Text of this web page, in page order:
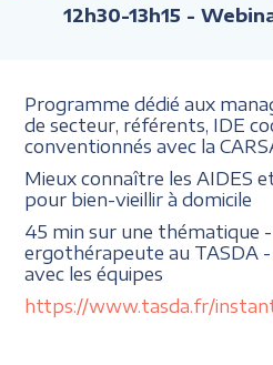
12h30-13h15 -
Programme dédié aux
de secteur, référents, IDE
conventionnés avec la
Mieux connaître les AIDES
pour bien-vieillir à domicile
45 min sur une thématique -
ergothérapeute au TASDA
avec les équipes
https://www.tasda.fr/